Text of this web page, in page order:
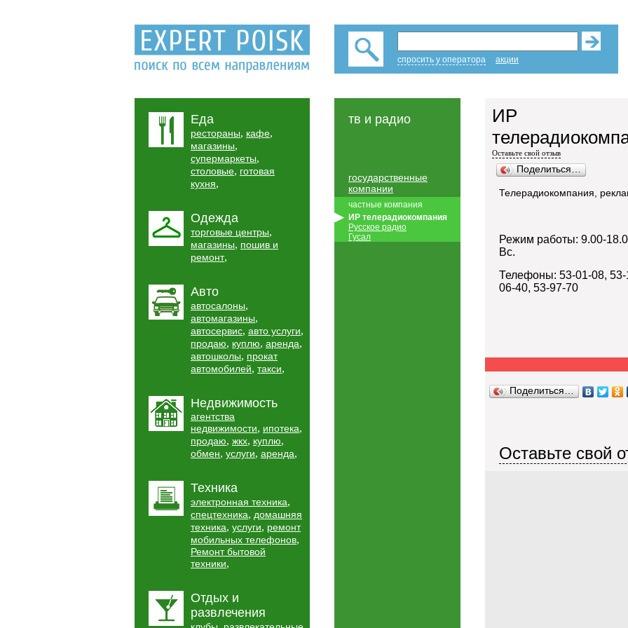
спросить у оператора акции
Еда
рестораны, кафе,
магазины,
супермаркеты,
столовые, готовая
кухня,
Одежда
торговые центры,
магазины, пошив и
ремонт,
Авто
автосалоны,
автомагазины,
автосервис, авто услуги,
продаю, куплю, аренда,
автошколы, прокат
автомобилей, такси,
Недвижимость
агентства
недвижимости, ипотека,
продаю, жкх, куплю,
обмен, услуги, аренда,
Техника
электронная техника,
спецтехника, домашняя
техника, услуги, ремонт
мобильных телефонов,
Ремонт бытовой
техники,
Отдых и
развлечения
тв и радио
государственные
компании
частные компания
ИР телерадиокомпания
Русское радио
Гусал
ИР
Оставьте свой отзыв
Поделиться…
Телерадиокомпания,
Режим работы: 9.00-
Вс.
Телефоны: 53-01-08, 53-
06-40, 53-97-70
Поделиться…
Оставьте свой